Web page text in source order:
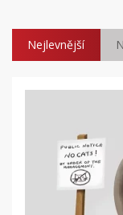
Nejlevnější